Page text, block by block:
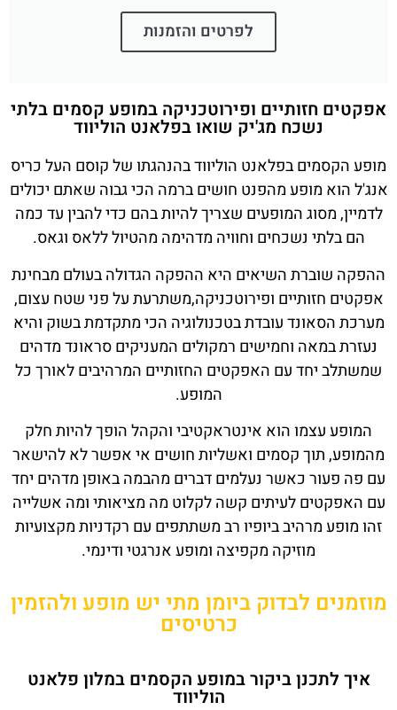
לפרטים והזמנות
אפקטים חזותיים ופירוטכניקה במופע קסמים בלתי
נשכח מג'יק שואו בפלאנט הוליווד
מופע הקסמים בפלאנט הוליווד בהנהגתו של קוסם העל כריס
אנג'ל הוא מופע מהפנט חושים ברמה הכי גבוה שאתם יכולים
לדמיין, מסוג המופעים שצריך להיות בהם כדי להבין עד כמה
הם בלתי נשכחים וחוויה מדהימה מהטיול ללאס וגאס.
ההפקה שוברת השיאים היא ההפקה הגדולה בעולם מבחינת
אפקטים חזותיים ופירוטכניקה,משתרעת על פני שטח עצום,
מערכת הסאונד עובדת בטכנולוגיה הכי מתקדמת בשוק והיא
נעזרת במאה וחמישים רמקולים המעניקים סראונד מדהים
שמשתלב יחד עם האפקטים החזותיים המרהיבים לאורך כל
המופע.
המופע עצמו הוא אינטראקטיבי והקהל הופך להיות חלק
מהמופע, תוך קסמים ואשליות חושים אי אפשר לא להישאר
עם פה פעור כאשר נעלמים דברים מהבמה באופן מדהים יחד
עם האפקטים לעיתים קשה לקלוט מה מציאותי ומה אשלייה
זהו מופע מרהיב ביופיו רב משתתפים עם רקדניות מקצועיות
מוזיקה מקפיצה ומופע אנרגטי ודינמי.
מוזמנים לבדוק ביומן מתי יש מופע ולהזמין
כרטיסים
איך לתכנן ביקור במופע הקסמים במלון פלאנט
הוליווד